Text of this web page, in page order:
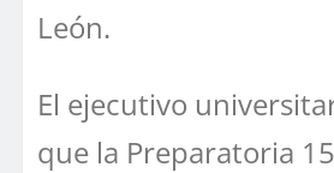
León.
El ejecutivo
que la Preparatoria